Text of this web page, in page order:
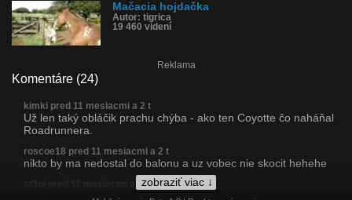
Mačacia hojdačka
Autor: tigrica
19 460 videní
Reklama
Komentáre (24)
zobraziť viac ↓
kimki pred 11 mesiacmi a 2 t
Už len taký obláčik prachu chýba - ako ten Coyotte čo naháňal
Roadrunnera.
roscoe18 pred 11 mesiacmi a 2 t
nikto by ma nedostal do balonu a uz vobec nie skocit hehehe
st3oj pred 11 mesiacmi a 2 t
By som sa po?ral už v balóne.